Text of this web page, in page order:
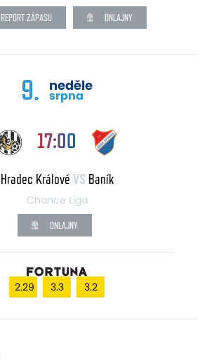
REPORT ZÁPASU ONLAJNY
9. neděle
srpna
17:00
Hradec Králové VS Baník
Chance Liga
ONLAJNY
2.29 3.3 3.2